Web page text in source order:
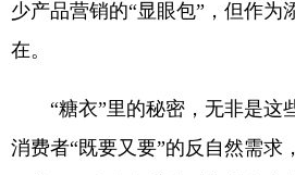
少产品营销的“显眼包”，但作为
在。
“糖衣”里的秘密，无非是这
消费者“既要又要”的反自然需求